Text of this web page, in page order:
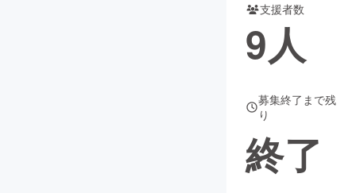
CAMPFIRE Creation
コミュニティ
支援者数
9人
募集終了まで残
り
終了